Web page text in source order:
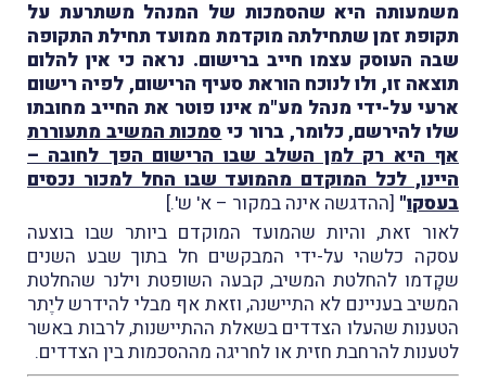
משמעותה היא שהסמכות של המנהל משתרעת על
תקופת זמן שתחילתה מוקדמת ממועד תחילת התקופה
שבה העוסק עצמו חייב ברישום. נראה כי אין להלום
תוצאה זו, ולו לנוכח הוראת סעיף הרישום, לפיה רישום
ארעי על-ידי מנהל מע"מ אינו פוטר את החייב מחובתו
שלו להירשם, כלומר, ברור כיסמכות המשיב מתעוררת
אף היא רק למן השלב שבו הרישום הפך לחובה –
היינו, לכל המוקדם מהמועד שבו החל למכור נכסים
בעסקו" [ההדגשה אינה במקור – א' ש'.]
לאור זאת, והיות שהמועד המוקדם ביותר שבו בוצעה
עסקה כלשהי על-ידי המבקשים חל בתוך שבע השנים
שקָדמו להחלטת המשיב, קבעה השופטת וילנר שהחלטת
המשיב בעניינם לא התיישנה, וזאת אף מבלי להידרש ליֶתר
הטענות שהעלו הצדדים בשאלת ההתיישנות, לרבות באשר
לטענות להרחבת חזית או לחריגה מההסכמות בין הצדדים.